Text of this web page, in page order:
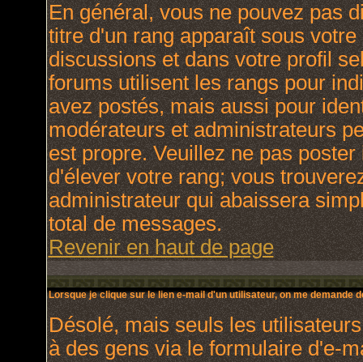
En général, vous ne pouvez pas
titre d'un rang apparaît sous
discussions et dans votre profil
forums utilisent les rangs pour
avez postés, mais aussi pour
modérateurs et administrateurs
est propre. Veuillez ne pas
d'élever votre rang; vous
administrateur qui abaissera
total de messages.
Revenir en haut de page
Lorsque je clique sur le lien e-mail d'un utilisateur, on me demande
Désolé, mais seuls les
à des gens via le formulaire d'e-